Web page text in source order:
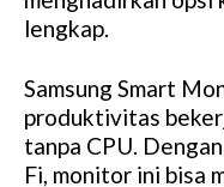
lengkap.
Samsung Smart
produktivitas
tanpa CPU.
Fi, monitor ini bisa